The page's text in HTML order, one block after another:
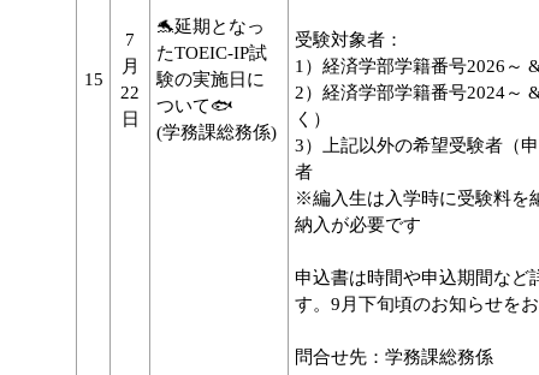
15
7
月
22
日
🐬延期となっ
たTOEIC-IP試
験の実施日に
ついて🐟
(学務課総務係)
受験対象者：
1）経済学部学籍番号2026～
2）経済学部学籍番号2024～
く）
3）上記以外の希望受験者（
者
※編入生は入学時に受験料を
納入が必要です
申込書は時間や申込期間など
す。9月下旬頃のお知らせを
問合せ先：学務課総務係